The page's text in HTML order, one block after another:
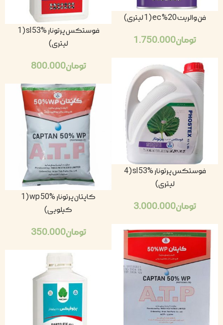
فن والریت 20% ec (1 لیتری)
تومان1.750.000
فوستکس پرتونار sl 53% (1
لیتری)
تومان800.000
فوستکس پرتونار sl 53% (4
لیتری)
تومان3.000.000
کاپتان پرتونار wp 50% (1
کیلویی)
تومان350.000